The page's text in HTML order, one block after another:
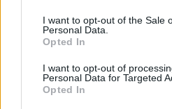
consent section.
I want to opt-out of the Sale
Personal Data.
Opted In
I want to opt-out of
Personal Data for Targeted
Opted In